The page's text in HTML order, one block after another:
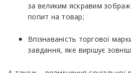
за великим яскравим
попит на товар;
Впізнаваність торгової
завдання, яке вирішує